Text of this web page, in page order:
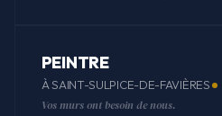
PEINTRE
À SAINT-SULPICE-DE-FAVIÈRES
Vos murs ont besoin de nous.